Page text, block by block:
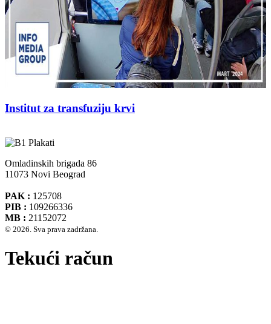
Institut za transfuziju krvi
Omladinskih brigada 86
11073 Novi Beograd
PAK : 125708
PIB : 109266336
MB : 21152072
© 2026. Sva prava zadržana.
Tekući račun